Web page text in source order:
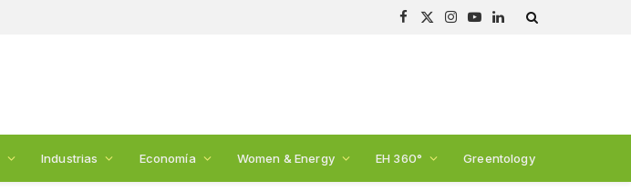
Facebook
X
Instagram
YouTubeLinkedIn
Industrias Economía Women & Energy EH 360° Greentology